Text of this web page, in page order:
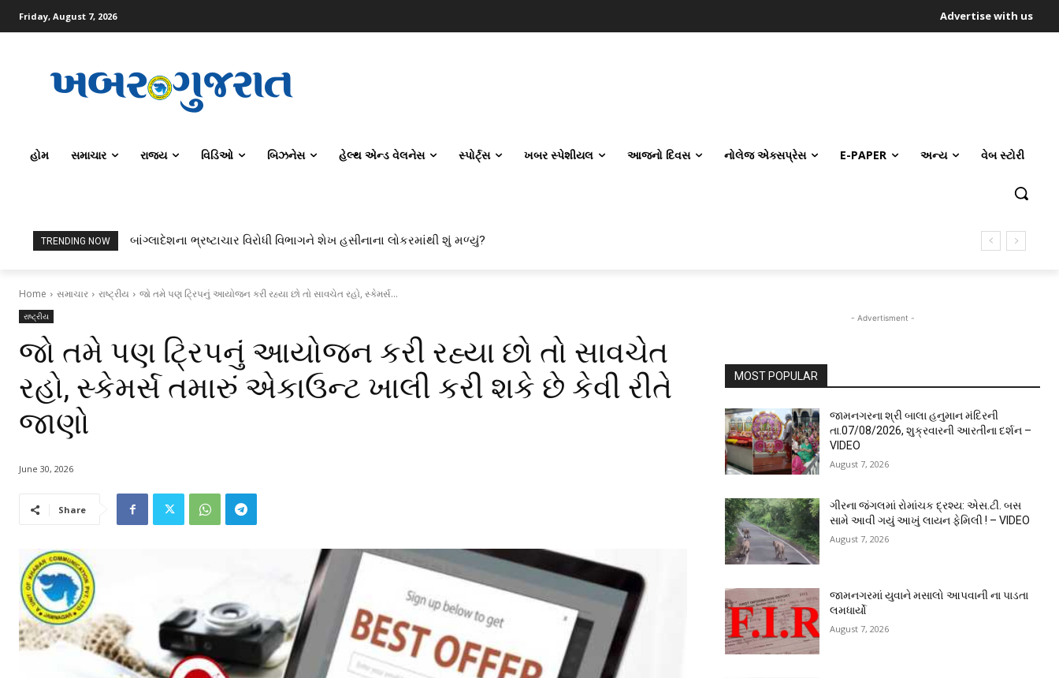
Friday, August 7, 2026 Advertise with us
હોમ સમાચાર રાજ્ય વિડિઓ બિઝનેસ હેલ્થ એન્ડ વેલનેસ સ્પોર્ટ્સ ખબર સ્પેશીયલ આજનો દિવસ નોલેજ એક્સપ્રેસ E-PAPER અન્ય વેબ સ્ટોરી
TRENDING NOW ટોપર્સ કોમ્પ્યુટર સાયન્સ અને AI કરતાં સિવિલ એન્જિનિયરિંગ કેમ પસંદ કરી રહ્યા છે? IITનો ટ્રેન્ડ બદલાઈ ગયો છે
બાંગ્લાદેશના ભ્રષ્ટાચાર વિરોધી વિભાગને શેખ હસીનાના લોકરમાંથી શું મળ્યું?
Home સમાચાર રાષ્ટ્રીય જો તમે પણ ટ્રિપનું આયોજન કરી રહ્યા છો તો સાવચેત રહો, સ્કેમર્સ...
રાષ્ટ્રીય
જો તમે પણ ટ્રિપનું આયોજન કરી રહ્યા છો તો સાવચેત
રહો, સ્કેમર્સ તમારું એકાઉન્ટ ખાલી કરી શકે છે કેવી રીતે
જાણો
June 30, 2026
Share
- Advertisment -
MOST POPULAR
જામનગરના શ્રી બાલા હનુમાન મંદિરની
તા.07/08/2026, શુક્રવારની આરતીના દર્શન –
VIDEO
August 7, 2026
ગીરના જંગલમાં રોમાંચક દ્રશ્ય: એસ.ટી. બસ
સામે આવી ગયું આખું લાયન ફેમિલી ! – VIDEO
August 7, 2026
જામનગરમાં યુવાને મસાલો આપવાની ના પાડતા
લમધાર્યો
August 7, 2026